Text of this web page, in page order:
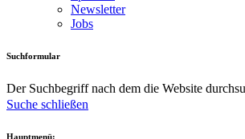
Newsletter
Jobs
Suchformular
Der Suchbegriff nach dem die Website
Suche schließen
Hauptmenü: